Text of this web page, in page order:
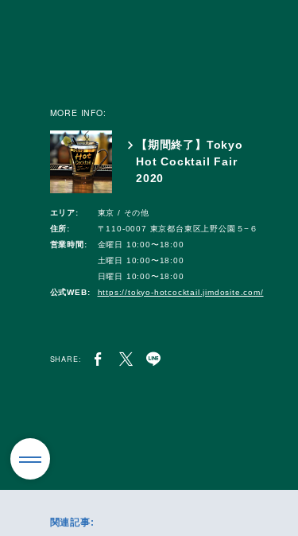
MORE INFO:
【期間終了】Tokyo
Hot Cocktail Fair
2020
エリア:
東京 / その他
住所:
〒110-0007 東京都台東区上野公園５−６
営業時間:
金曜日 10:00〜18:00
土曜日 10:00〜18:00
日曜日 10:00〜18:00
公式WEB:
https://tokyo-hotcocktail.jimdosite.com/
SHARE:
関連記事: